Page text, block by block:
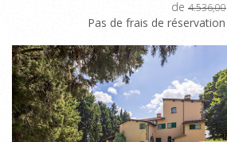
de 4.536,00
Pas de frais de réservation